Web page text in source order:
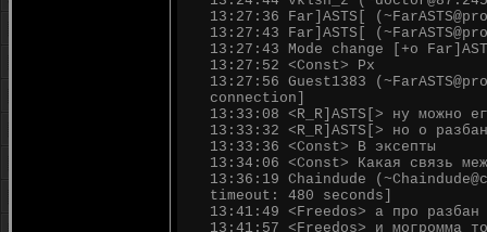
13:27:36 Far]ASTS[
13:27:43 Far]ASTS[
13:27:43 Mode change [+o
13:27:52 <Const> Рх
13:27:56 Guest1383
connection]
13:33:08 <R_R]ASTS[> ну можно
13:33:32 <R_R]ASTS[> но о
13:33:36 <Const> В эксепты
13:34:06 <Const> Какая связь
13:36:19 Chaindude
timeout: 480 seconds]
13:41:49 <Freedos> а про разбан
13:41:57 <Freedos> и могромма